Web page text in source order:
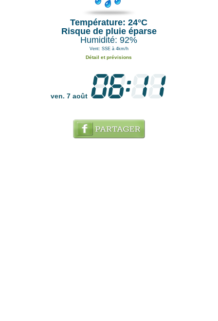
Température: 24°C
Risque de pluie éparse
Humidité: 92%
Vent: SSE à 4km/h
Détail et prévisions
ven. 7 août